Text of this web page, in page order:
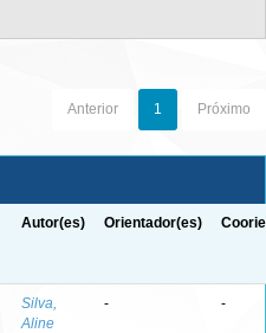
Anterior 1 Próximo
Autor(es) Orientador(es)
Silva,
Aline
- -